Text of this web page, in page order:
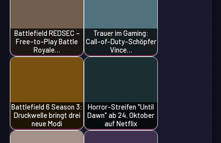
Battlefield REDSEC –
Free-to-Play Battle
Royale…
Trauer im Gaming:
Call-of-Duty-Schöpfer
Vince…
Battlefield 6 Season 3:
Druckwelle bringt drei
neue Modi
Horror-Streifen "Until
Dawn" ab 24. Oktober
auf Netflix